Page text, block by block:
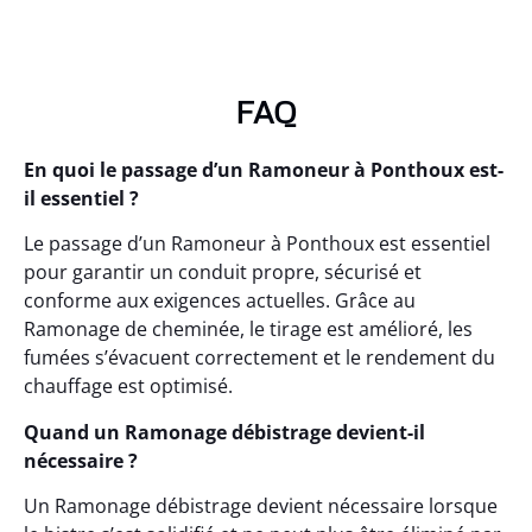
FAQ
En quoi le passage d’un Ramoneur à Ponthoux est-
il essentiel ?
Le passage d’un Ramoneur à Ponthoux est essentiel
pour garantir un conduit propre, sécurisé et
conforme aux exigences actuelles. Grâce au
Ramonage de cheminée, le tirage est amélioré, les
fumées s’évacuent correctement et le rendement du
chauffage est optimisé.
Quand un Ramonage débistrage devient-il
nécessaire ?
Un Ramonage débistrage devient nécessaire lorsque